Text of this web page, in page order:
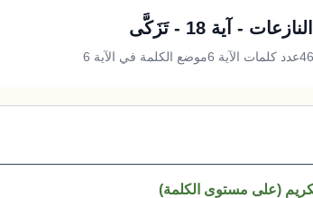
- آية 18 - تَزَكَّى
عدد كلمات الآية 6 موضع الكلمة في الآية 6
(على مستوى الكلمة)